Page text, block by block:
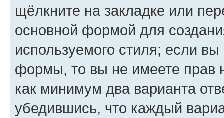
щёлкните на закладке или
основной формой для
используемого стиля; если
формы, то вы не имеете прав
как минимум два варианта
убедившись, что каждый